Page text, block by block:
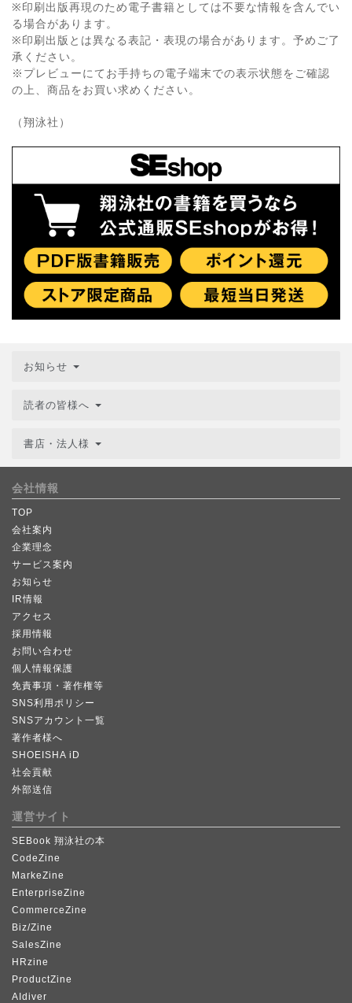
※印刷出版再現のため電子書籍としては不要な情報を含んでい
る場合があります。
※印刷出版とは異なる表記・表現の場合があります。予めご了
承ください。
※プレビューにてお手持ちの電子端末での表示状態をご確認
の上、商品をお買い求めください。
（翔泳社）
お知らせ
読者の皆様へ
書店・法人様
会社情報
TOP
会社案内
企業理念
サービス案内
お知らせ
IR情報
アクセス
採用情報
お問い合わせ
個人情報保護
免責事項・著作権等
SNS利用ポリシー
SNSアカウント一覧
著作者様へ
SHOEISHA iD
社会貢献
外部送信
運営サイト
SEBook 翔泳社の本
CodeZine
MarkeZine
EnterpriseZine
CommerceZine
Biz/Zine
SalesZine
HRzine
ProductZine
AIdiver